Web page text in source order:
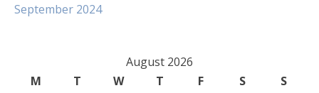
September 2024
August 2026
M
T W T F S
S